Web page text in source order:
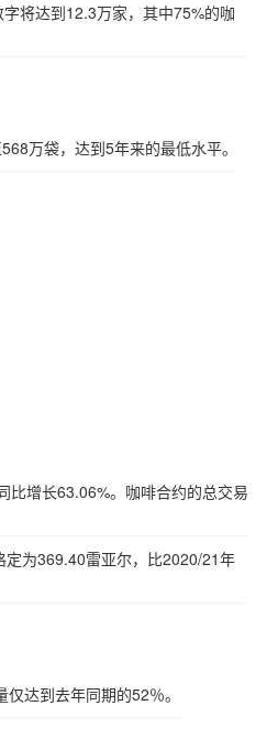
将达到12.3万家，其中75%的咖
万袋，达到5年来的最低水平。
比增长63.06%。咖啡合约的总交易
为369.40雷亚尔，比2020/21年
达到去年同期的52％。